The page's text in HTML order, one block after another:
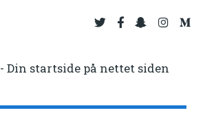
- Din startside på nettet siden